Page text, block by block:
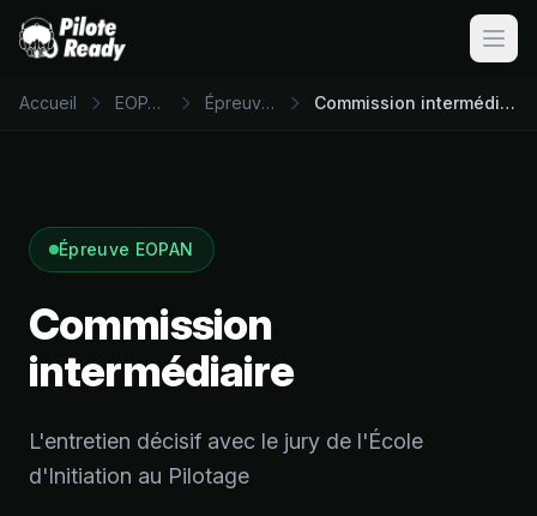
Accueil EOPAN Épreuves Commission intermédiaire
Épreuve EOPAN
Commission
intermédiaire
L'entretien décisif avec le jury de l'École
d'Initiation au Pilotage